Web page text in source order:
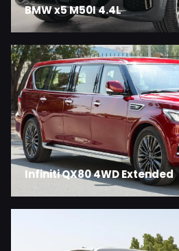
BMW x5 M50I 4.4L
Infiniti QX80 4WD Extended